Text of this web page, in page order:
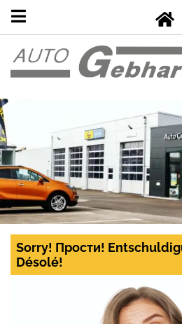
Sorry! Прости!
Désolé!